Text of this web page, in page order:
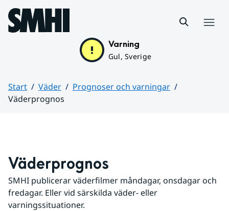
Hoppa till sidans innehåll
Varning
Gul, Sverige
Start Väder
Prognoser och varningar
Väderprognos
Väderprognos
SMHI publicerar väderfilmer måndagar, onsdagar och
fredagar. Eller vid särskilda väder- eller
varningssituationer.